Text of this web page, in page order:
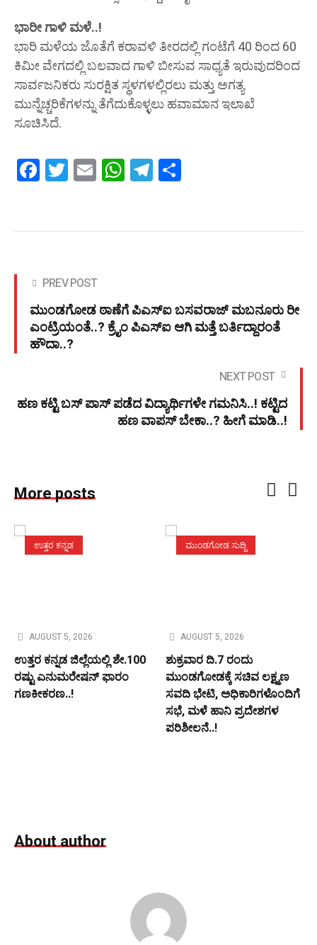
ಭಾರೀ ಗಾಳಿ ಮಳೆ..!
ಭಾರಿ ಮಳೆಯ ಜೊತೆಗೆ ಕರಾವಳಿ ತೀರದಲ್ಲಿ ಗಂಟೆಗೆ 40 ರಿಂದ 60
ಕಿಮೀ ವೇಗದಲ್ಲಿ ಬಲವಾದ ಗಾಳಿ ಬೀಸುವ ಸಾಧ್ಯತೆ ಇರುವುದರಿಂದ
ಸಾರ್ವಜನಿಕರು ಸುರಕ್ಷಿತ ಸ್ಥಳಗಳಲ್ಲಿರಲು ಮತ್ತು ಅಗತ್ಯ
ಮುನ್ನೆಚ್ಚರಿಕೆಗಳನ್ನು ತೆಗೆದುಕೊಳ್ಳಲು ಹವಾಮಾನ ಇಲಾಖೆ
ಸೂಚಿಸಿದೆ.
FacebookTwitterEmail WhatsAppTelegram
PREV POST
ಮುಂಡಗೋಡ ಠಾಣೆಗೆ ಪಿಎಸ್ಐ ಬಸವರಾಜ್ ಮಬನೂರು ರೀ
ಎಂಟ್ರಿಯಂತೆ..? ಕ್ರೈಂ ಪಿಎಸ್ಐ ಆಗಿ ಮತ್ತೆ ಬರ್ತಿದ್ದಾರಂತೆ
ಹೌದಾ..?
NEXT POST
ಹಣ ಕಟ್ಟಿ ಬಸ್ ಪಾಸ್ ಪಡೆದ ವಿದ್ಯಾರ್ಥಿಗಳೇ ಗಮನಿಸಿ..! ಕಟ್ಟಿದ
ಹಣ ವಾಪಸ್ ಬೇಕಾ..? ಹೀಗೆ ಮಾಡಿ..!
More posts
ಉತ್ತರ ಕನ್ನಡ
AUGUST 5, 2026
ಉತ್ತರ ಕನ್ನಡ ಜಿಲ್ಲೆಯಲ್ಲಿ ಶೇ.100
ರಷ್ಟು ಎನುಮರೇಷನ್ ಫಾರಂ
ಗಣಕೀಕರಣ..!
ಮುಂಡಗೋಡ ಸುದ್ದಿ
AUGUST 5, 2026
ಶುಕ್ರವಾರ ದಿ.7 ರಂದು
ಮುಂಡಗೋಡಕ್ಕೆ ಸಚಿವ ಲಕ್ಷ್ಮಣ
ಸವದಿ ಭೇಟಿ, ಅಧಿಕಾರಿಗಳೊಂದಿಗೆ
ಸಭೆ, ಮಳೆ ಹಾನಿ ಪ್ರದೇಶಗಳ
ಪರಿಶೀಲನೆ..!
About author